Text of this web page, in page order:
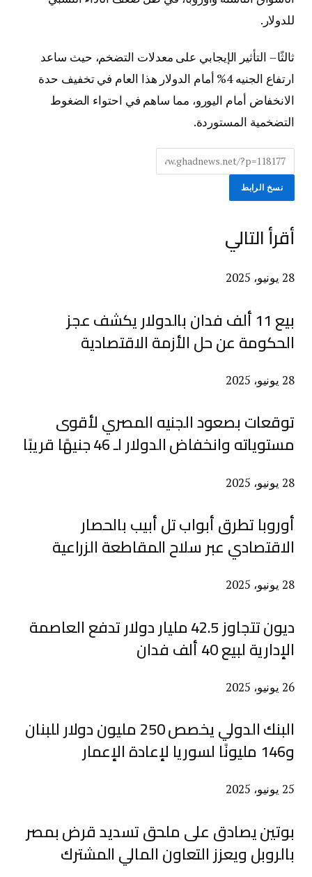
للدولار.
ثالثًا – التأثير الإيجابي على معدلات التضخم، حيث ساعد
ارتفاع الجنيه 4% أمام الدولار هذا العام في تخفيف حدة
الانخفاض أمام اليورو، مما ساهم في احتواء الضغوط
التضخمية المستوردة.
نسخ الرابط
أقرأ التالي
28 يونيو، 2025
بيع 11 ألف فدان بالدولار يكشف عجز
الحكومة عن حل الأزمة الاقتصادية
28 يونيو، 2025
توقعات بصعود الجنيه المصري لأقوى
مستوياته وانخفاض الدولار لـ 46 جنيهًا قريبًا
28 يونيو، 2025
أوروبا تطرق أبواب تل أبيب بالحصار
الاقتصادي عبر سلاح المقاطعة الزراعية
28 يونيو، 2025
ديون تتجاوز 42.5 مليار دولار تدفع العاصمة
الإدارية لبيع 40 ألف فدان
26 يونيو، 2025
البنك الدولي يخصص 250 مليون دولار للبنان
و146 مليونًا لسوريا لإعادة الإعمار
25 يونيو، 2025
بوتين يصادق على ملحق تسديد قرض بمصر
بالروبل ويعزز التعاون المالي المشترك